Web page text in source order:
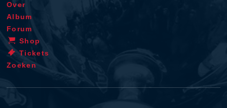
Over
Album
Forum
Shop
Tickets
Zoeken